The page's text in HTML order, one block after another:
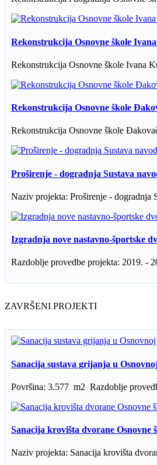
Rekonstrukcija Osnovne škole
Rekonstrukcija Osnovne škole Ivana
Rekonstrukcija Osnovne škole
Rekonstrukcija Osnovne škole
Proširenje - dogradnja Sustava
Naziv projekta: Proširenje - dogradnja
Izgradnja nove nastavno-športske
Razdoblje provedbe projekta: 2019. -
ZAVRŠENI PROJEKTI
Sanacija sustava grijanja u
Površina: 3.577 m2 Razdoblje
Sanacija krovišta dvorane Osnovne
Naziv projekta: Sanacija krovišta